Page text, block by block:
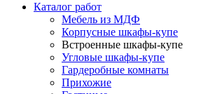
Каталог работ
Мебель из МДФ
Корпусные шкафы-купе
Встроенные шкафы-купе
Угловые шкафы-купе
Гардеробные комнаты
Прихожие